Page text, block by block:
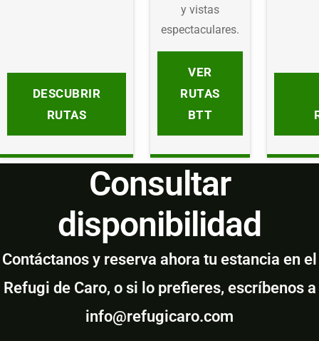
DESCUBRIR
RUTAS
y vistas
espectaculares.
VER
RUTAS
BTT
Consultar
disponibilidad
Contáctanos y reserva ahora tu estancia en el
Refugi de Caro, o si lo prefieres, escríbenos a
info@refugicaro.com